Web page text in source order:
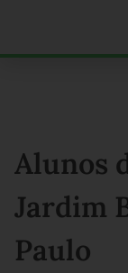
Alunos
Jardim
Paulo